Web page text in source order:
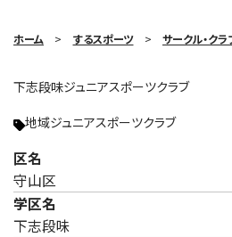
ホーム するスポーツ サークル・ク
下志段味ジュニアスポーツクラブ
地域ジュニアスポーツクラブ
区名
守山区
学区名
下志段味